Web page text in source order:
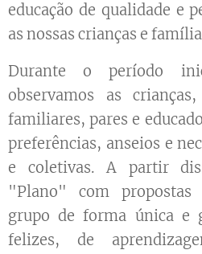
educação de qualidade e
as nossas crianças e
Durante o período
observamos as
familiares, pares e
preferências, anseios e
e coletivas. A partir
"Plano" com
grupo de forma única e
felizes, de